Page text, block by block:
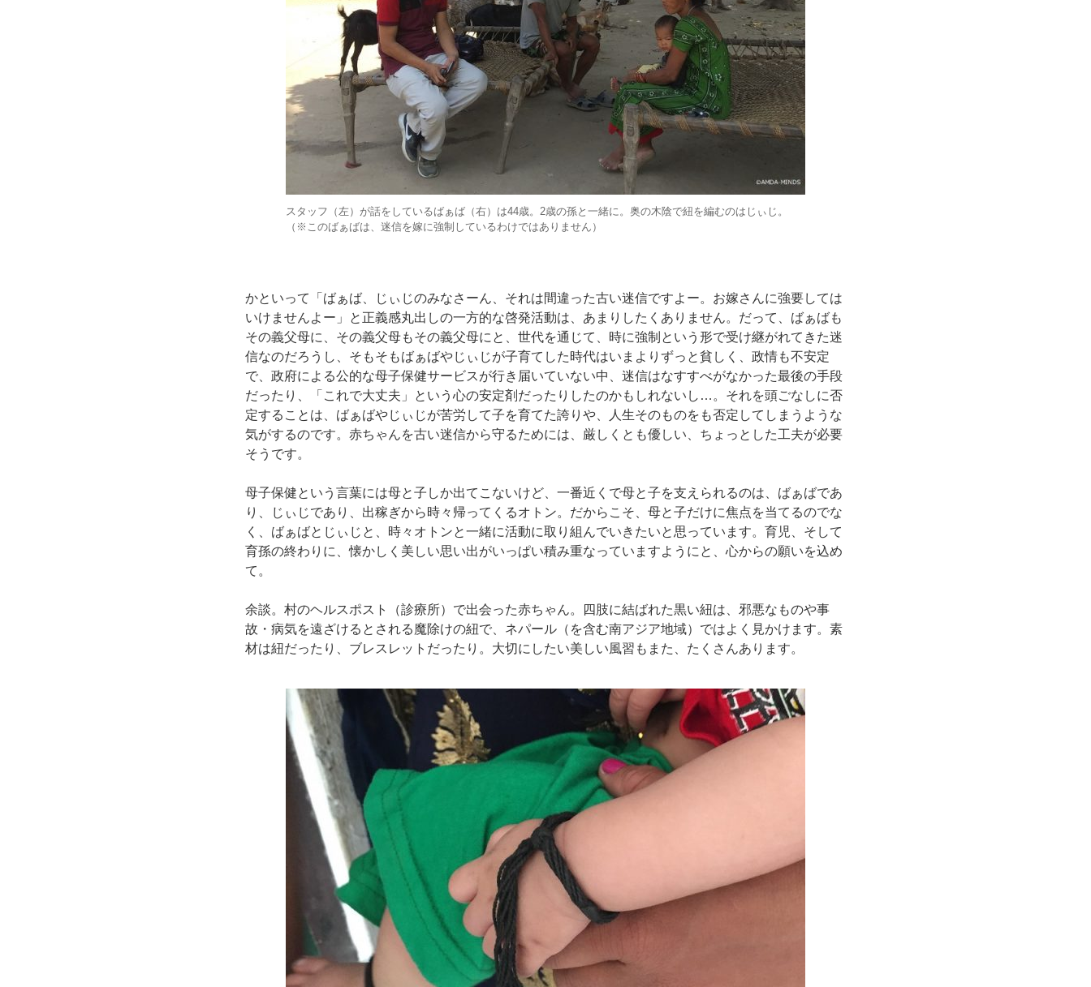
スタッフ（左）が話をしているばぁば（右）は44歳。2歳の孫と一緒に。奥の木陰で紐を編むのはじぃじ。
（※このばぁばは、迷信を嫁に強制しているわけではありません）
かといって「ばぁば、じぃじのみなさーん、それは間違った古い迷信ですよー。お嫁さんに強要しては
いけませんよー」と正義感丸出しの一方的な啓発活動は、あまりしたくありません。だって、ばぁばも
その義父母に、その義父母もその義父母にと、世代を通じて、時に強制という形で受け継がれてきた迷
信なのだろうし、そもそもばぁばやじぃじが子育てした時代はいまよりずっと貧しく、政情も不安定
で、政府による公的な母子保健サービスが行き届いていない中、迷信はなすすべがなかった最後の手段
だったり、「これで大丈夫」という心の安定剤だったりしたのかもしれないし…。それを頭ごなしに否
定することは、ばぁばやじぃじが苦労して子を育てた誇りや、人生そのものをも否定してしまうような
気がするのです。赤ちゃんを古い迷信から守るためには、厳しくとも優しい、ちょっとした工夫が必要
そうです。
母子保健という言葉には母と子しか出てこないけど、一番近くで母と子を支えられるのは、ばぁばであ
り、じぃじであり、出稼ぎから時々帰ってくるオトン。だからこそ、母と子だけに焦点を当てるのでな
く、ばぁばとじぃじと、時々オトンと一緒に活動に取り組んでいきたいと思っています。育児、そして
育孫の終わりに、懐かしく美しい思い出がいっぱい積み重なっていますようにと、心からの願いを込め
て。
余談。村のヘルスポスト（診療所）で出会った赤ちゃん。四肢に結ばれた黒い紐は、邪悪なものや事
故・病気を遠ざけるとされる魔除けの紐で、ネパール（を含む南アジア地域）ではよく見かけます。素
材は紐だったり、ブレスレットだったり。大切にしたい美しい風習もまた、たくさんあります。